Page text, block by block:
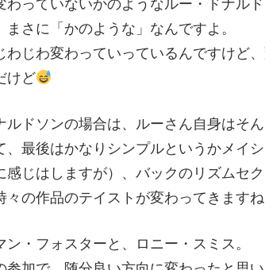
まさに「かのような」なんですよ。
わじわ変わっていっているんですけど
けど
ルドソンの場合は、ルーさん自身はそ
、最後はかなりシンプルというかメイ
感じはしますが）、バックのリズムセ
の作品のテイストが変わってきますね
・フォスターと、ロニー・スミス。